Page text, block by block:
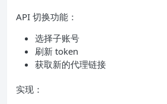
API 切换功能：
选择子账号
刷新 token
获取新的代理链接
实现：